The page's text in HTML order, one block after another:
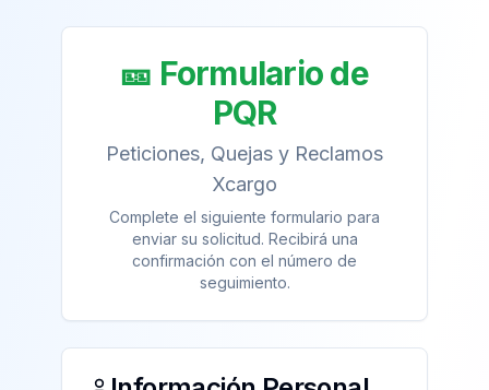
🎫 Formulario de
PQR
Peticiones, Quejas y Reclamos
Xcargo
Complete el siguiente formulario para
enviar su solicitud. Recibirá una
confirmación con el número de
seguimiento.